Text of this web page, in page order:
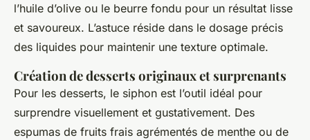
l’huile d’olive ou le beurre fondu pour un résultat lisse
et savoureux. L’astuce réside dans le dosage précis
des liquides pour maintenir une texture optimale.
Création de desserts originaux et surprenants
Pour les desserts, le siphon est l’outil idéal pour
surprendre visuellement et gustativement. Des
espumas de fruits frais agrémentés de menthe ou de